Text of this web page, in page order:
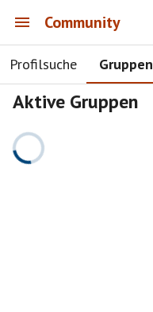
Community
Profilsuche Gruppen
Aktive Gruppen